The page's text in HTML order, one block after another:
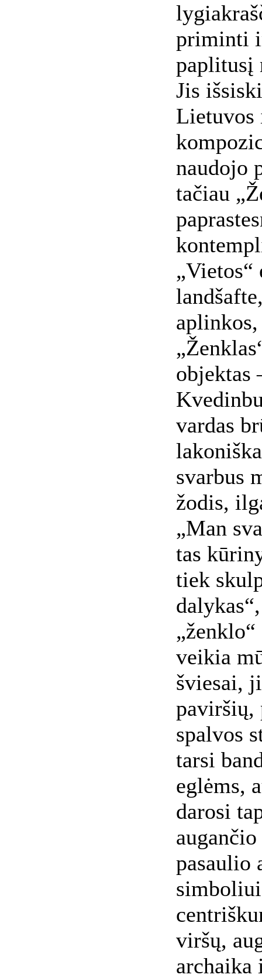
priminti
paplitusį
Jis
Lietuvos
naudojo
tačiau
objektas
vardas
svarbus
žodis,
„Man
tas
tiek
veikia
šviesai,
paviršių,
spalvos
tarsi
eglėms,
darosi
pasaulio
viršų,
archaika